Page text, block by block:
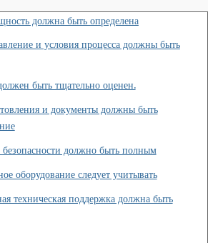
должна быть определена
и условия процесса должны быть
быть тщательно оценен.
и документы должны быть
должно быть полным
оборудование следует учитывать
техническая поддержка должна быть